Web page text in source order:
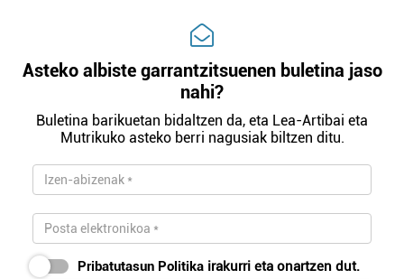
Asteko albiste garrantzitsuenen buletina jaso
nahi?
Buletina barikuetan bidaltzen da, eta Lea-Artibai eta
Mutrikuko asteko berri nagusiak biltzen ditu.
Pribatutasun Politika irakurri eta onartzen dut.